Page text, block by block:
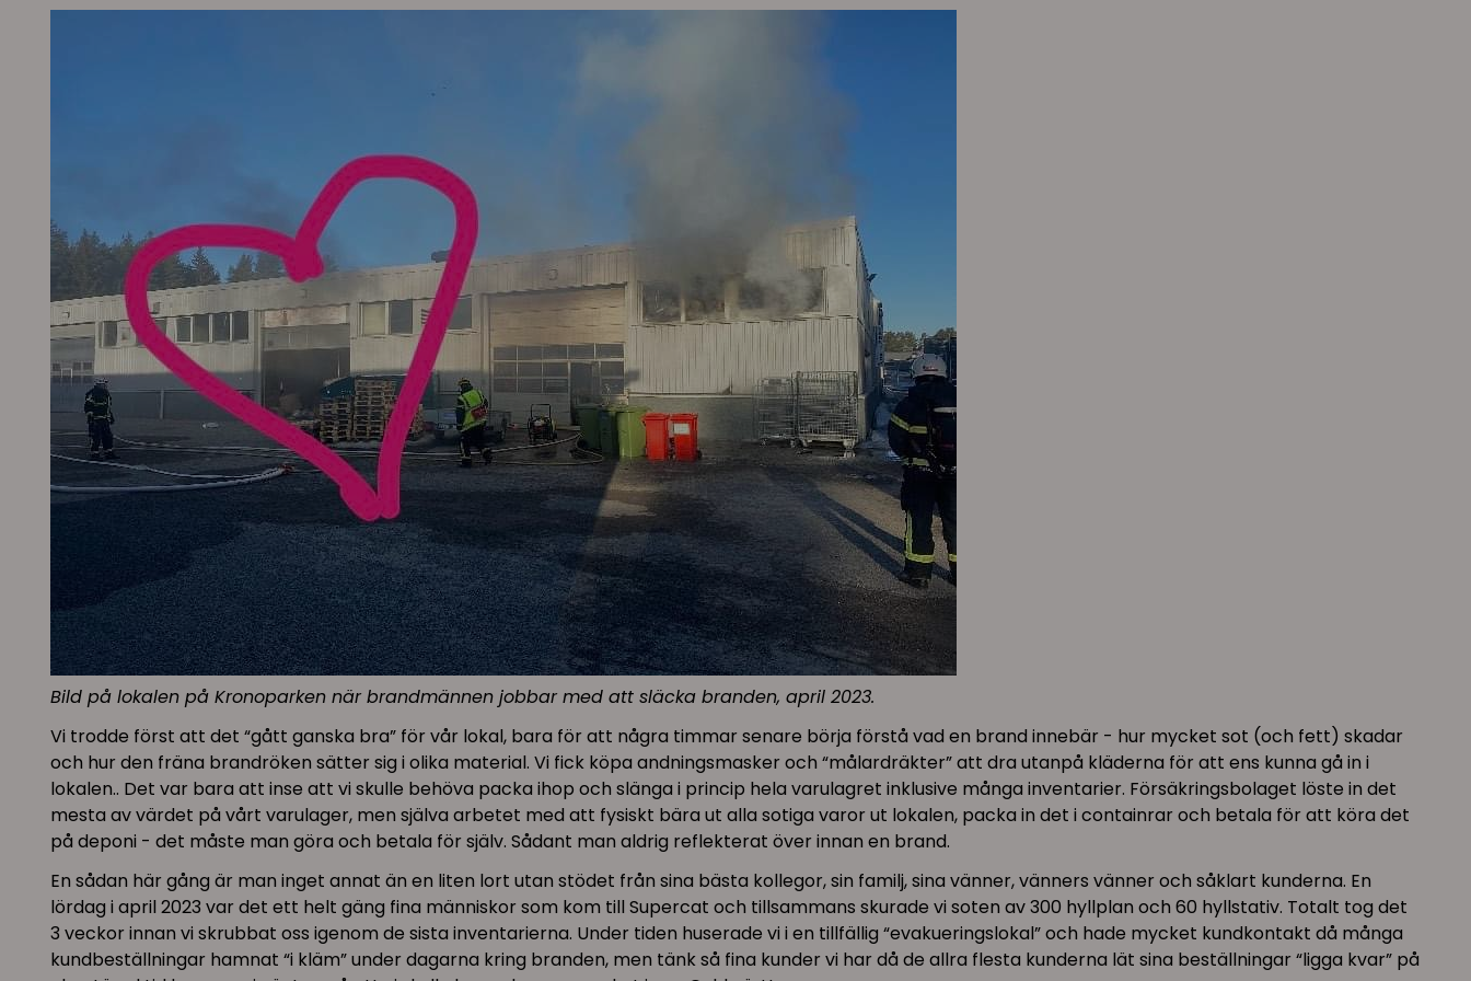
Bild på lokalen på Kronoparken när brandmännen jobbar med att släcka branden, april 2023.
Vi trodde först att det “gått ganska bra” för vår lokal, bara för att några timmar senare börja förstå vad en brand innebär - hur mycket sot (och fett) skadar
och hur den fräna brandröken sätter sig i olika material. Vi fick köpa andningsmasker och “målardräkter” att dra utanpå kläderna för att ens kunna gå in i
lokalen.. Det var bara att inse att vi skulle behöva packa ihop och slänga i princip hela varulagret inklusive många inventarier. Försäkringsbolaget löste in det
mesta av värdet på vårt varulager, men själva arbetet med att fysiskt bära ut alla sotiga varor ut lokalen, packa in det i containrar och betala för att köra det
på deponi - det måste man göra och betala för själv. Sådant man aldrig reflekterat över innan en brand.
En sådan här gång är man inget annat än en liten lort utan stödet från sina bästa kollegor, sin familj, sina vänner, vänners vänner och såklart kunderna. En
lördag i april 2023 var det ett helt gäng fina människor som kom till Supercat och tillsammans skurade vi soten av 300 hyllplan och 60 hyllstativ. Totalt tog det
3 veckor innan vi skrubbat oss igenom de sista inventarierna. Under tiden huserade vi i en tillfällig “evakueringslokal” och hade mycket kundkontakt då många
kundbeställningar hamnat “i kläm” under dagarna kring branden, men tänk så fina kunder vi har då de allra flesta kunderna lät sina beställningar “ligga kvar” på